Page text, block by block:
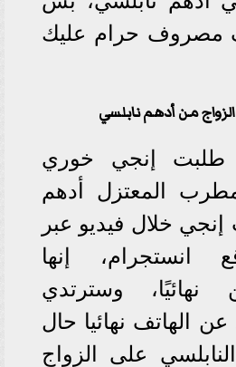
مصروف حرام عليك
من أدهم نابلسي
طلبت إنجي خوري
المعتزل أدهم
إنجي خلال فيديو عبر
انستجرام، إنها
نهائيًا، وسترتدي
الهاتف نهائيا حال
على الزواج